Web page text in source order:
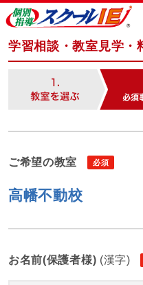
学習相談・教室見学・
ご希望の教室
高幡不動校
お名前(保護者様) (漢字)